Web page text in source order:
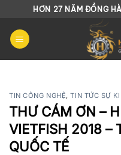
Chuyển
nội
dung
HƠN 27 NĂM ĐỒNG
TIN CÔNG NGHỆ,TIN TỨC SỰ
THƯ CÁM ƠN –
VIETFISH 2018 –
QUỐC TẾ